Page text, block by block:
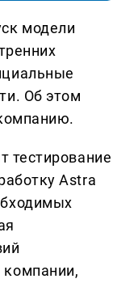
модели
Об этом
тестирование
Astra
компании,